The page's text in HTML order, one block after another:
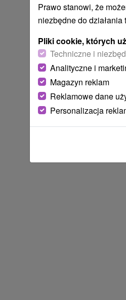
Prawo stanowi, że
niezbędne do
Pliki cookie, których
Techniczne i
Analityczne i
Magazyn reklam
Reklamowe dane
Personalizacja